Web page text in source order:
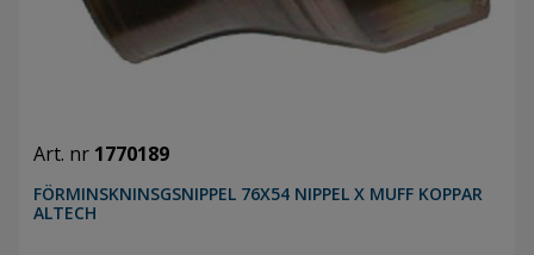
Art. nr 1770189
FÖRMINSKNINSGSNIPPEL 76X54 NIPPEL X MUFF KOPPAR
ALTECH